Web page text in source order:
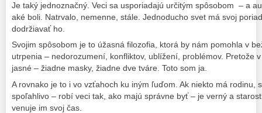
Je taký jednoznačný. Veci sa usporiadajú určitým spôsobom – a
aké boli. Natrvalo, nemenne, stále. Jednoducho svet má svoj
dodržiavať ho.
Svojim spôsobom je to úžasná filozofia, ktorá by nám pomohla v
utrpenia – nedorozumení, konfliktov, ublížení, problémov. Pretože
jasné – žiadne masky, žiadne dve tváre. Toto som ja.
A rovnako je to i vo vzťahoch ku iným ľuďom. Ak niekto má rodinu,
spoľahlivo – robí veci tak, ako majú správne byť – je verný a
venuje im svoj čas.